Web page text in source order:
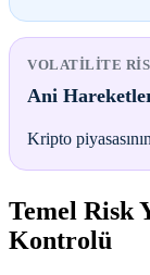
VOLATILITE
Ani
Kripto
Temel Risk
Kontrolü